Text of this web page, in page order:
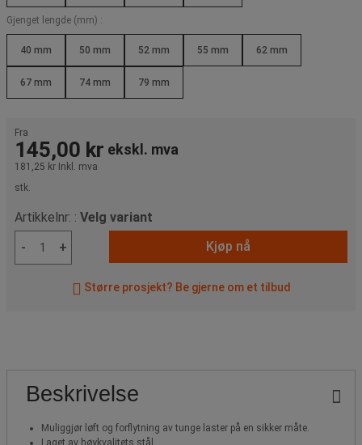
Gjenget lengde (mm) :
40 mm 50 mm 52 mm 55 mm 62 mm
67 mm 74 mm 79 mm
Fra
145,00 kr ekskl. mva
181,25 kr Inkl. mva
stk.
Artikkelnr: : Velg variant
-
+ Kjøp nå
Større prosjekt? Be gjerne om et tilbud
Beskrivelse
Muliggjør løft og forflytning av tunge laster på en sikker måte.
Laget av høykvalitets stål.